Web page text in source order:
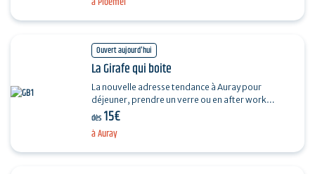
Ouvert aujourd'hui
à Auray
La Girafe qui boite
La nouvelle adresse tendance à Auray pour
déjeuner, prendre un verre ou en after work
autour de planchas et divers plats à partager.
dès 15€